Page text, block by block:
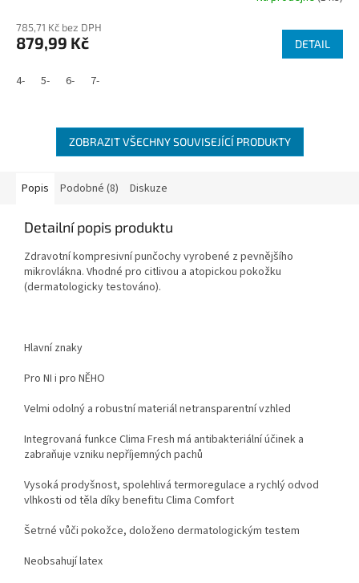
785,71 Kč bez DPH
879,99 Kč DETAIL
4- 5- 6- 7-
ZOBRAZIT VŠECHNY SOUVISEJÍCÍ PRODUKTY
Popis Podobné (8) Diskuze
Detailní popis produktu
Zdravotní kompresivní punčochy vyrobené z pevnějšího
mikrovlákna. Vhodné pro citlivou a atopickou pokožku
(dermatologicky testováno).
Hlavní znaky
Pro NI i pro NĚHO
Velmi odolný a robustní materiál netransparentní vzhled
Integrovaná funkce Clima Fresh má antibakteriální účinek a
zabraňuje vzniku nepříjemných pachů
Vysoká prodyšnost, spolehlivá termoregulace a rychlý odvod
vlhkosti od těla díky benefitu Clima Comfort
Šetrné vůči pokožce, doloženo dermatologickým testem
Neobsahují latex